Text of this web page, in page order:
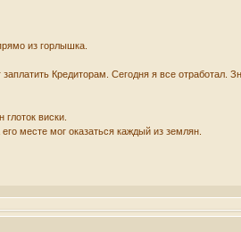
из горлышка.
Кредиторам. Сегодня я все отработал.
виски.
месте мог оказаться каждый из землян.